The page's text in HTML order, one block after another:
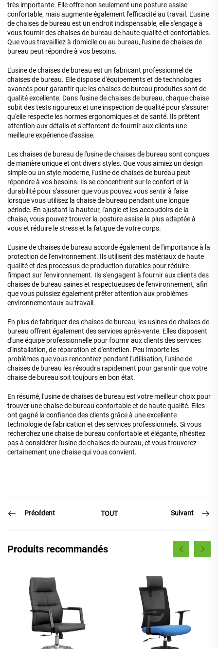
très importante. Elle offre non seulement une posture assise
confortable, mais augmente également l'efficacité au travail. L'usine
de chaises de bureau est un endroit indispensable, elle s'engage à
vous fournir des chaises de bureau de haute qualité et confortables.
Que vous travailliez à domicile ou au bureau, l'usine de chaises de
bureau peut répondre à vos besoins.
L'usine de chaises de bureau est un fabricant professionnel de
chaises de bureau. Elle dispose d'équipements et de technologies
avancés pour garantir que les chaises de bureau produites sont de
qualité excellente. Dans l'usine de chaises de bureau, chaque chaise
subit des tests rigoureux et une inspection de qualité pour s'assurer
qu'elle respecte les normes ergonomiques et de santé. Ils prêtent
attention aux détails et s'efforcent de fournir aux clients une
meilleure expérience d'assise.
Les chaises de bureau de l'usine de chaises de bureau sont conçues
de manière unique et ont divers styles. Que vous aimiez un design
simple ou un style moderne, l'usine de chaises de bureau peut
répondre à vos besoins. Ils se concentrent sur le confort et la
durabilité pour s'assurer que vous pouvez vous sentir à l'aise
lorsque vous utilisez la chaise de bureau pendant une longue
période. En ajustant la hauteur, l'angle et les accoudoirs de la
chaise, vous pouvez trouver la posture assise la plus adaptée à
vous et réduire le stress et la fatigue de votre corps.
L'usine de chaises de bureau accorde également de l'importance à la
protection de l'environnement. Ils utilisent des matériaux de haute
qualité et des processus de production durables pour réduire
l'impact sur l'environnement. Ils s'engagent à fournir aux clients des
chaises de bureau saines et respectueuses de l'environnement, afin
que vous puissiez également prêter attention aux problèmes
environnementaux au travail.
En plus de fabriquer des chaises de bureau, les usines de chaises de
bureau offrent également des services après-vente. Elles disposent
d'une équipe professionnelle pour fournir aux clients des services
d'installation, de réparation et d'entretien. Peu importe les
problèmes que vous rencontrez pendant l'utilisation, l'usine de
chaises de bureau les résoudra rapidement pour garantir que votre
chaise de bureau soit toujours en bon état.
En résumé, l'usine de chaises de bureau est votre meilleur choix pour
trouver une chaise de bureau confortable et de haute qualité. Elles
ont gagné la confiance des clients grâce à une excellente
technologie de fabrication et des services professionnels. Si vous
recherchez une chaise de bureau confortable et élégante, n'hésitez
pas à considérer l'usine de chaises de bureau, et vous trouverez
certainement une chaise qui vous convient.
Précédent TOUT Suivant
Produits recommandés